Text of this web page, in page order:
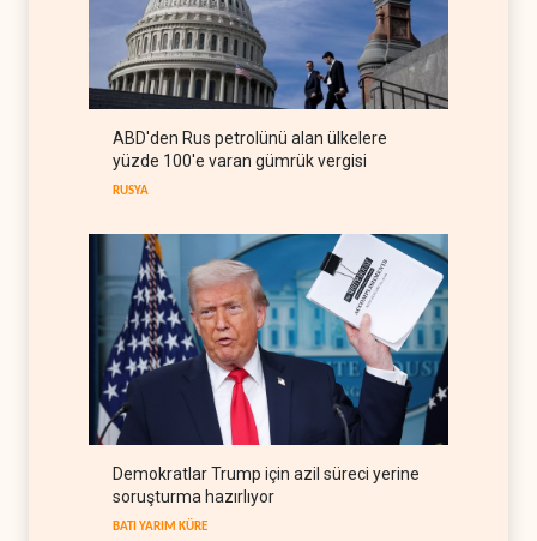
Nüceba Hareketi: Suudi
rejimiyle uzlaşma yok,
misilleme var
IRAK 09 Ağustos 2026
The Guardian: Trump’ın İran
stratejisi alay konusu oldu
ABD'den Rus petrolünü alan ülkelere
yüzde 100'e varan gümrük vergisi
RUSYA
Demokratlar Trump için azil süreci yerine
soruşturma hazırlıyor
BATI YARIM KÜRE